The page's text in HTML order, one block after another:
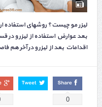
لیزر مو چیست؟ روش­های استفاده
بعد عوارض استفاده از لیزر و در
اقدامات بعد از لیزر و در آخر هم
Share
0
Tweet